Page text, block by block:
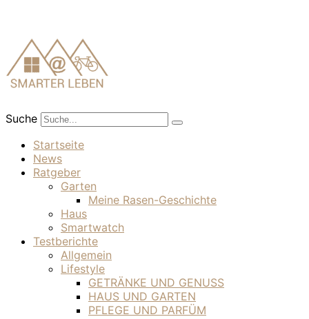
Suche
Startseite
News
Ratgeber
Garten
Meine Rasen-Geschichte
Haus
Smartwatch
Testberichte
Allgemein
Lifestyle
GETRÄNKE UND GENUSS
HAUS UND GARTEN
PFLEGE UND PARFÜM